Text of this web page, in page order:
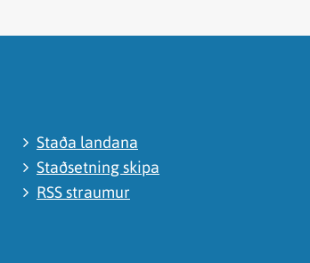
Staða landana
Staðsetning skipa
RSS straumur